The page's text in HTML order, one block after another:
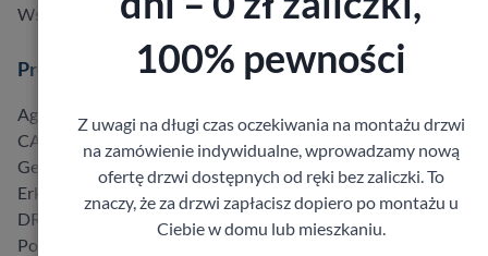
Wszyscy producenci
Producenci
Agmar
CAL
Gerda
Erkado
DRE
Porta
100% pewności
Z uwagi na długi czas oczekiwania na montażu drzwi
na zamówienie indywidualne, wprowadzamy nową
ofertę drzwi dostępnych od ręki bez zaliczki. To
znaczy, że za drzwi zapłacisz dopiero po montażu u
Ciebie w domu lub mieszkaniu.